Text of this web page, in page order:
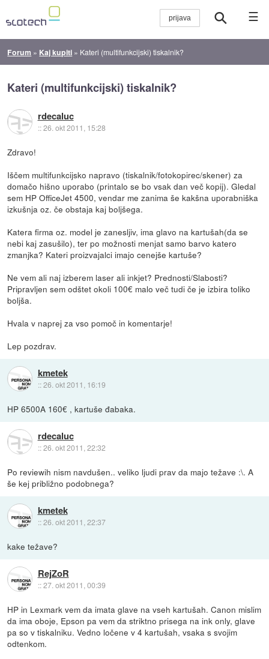
☰
Forum » Kaj kupiti » Kateri (multifunkcijski) tiskalnik?
Kateri (multifunkcijski) tiskalnik?
rdecaluc
::26. okt 2011, 15:28
Zdravo!
Iščem multifunkcijsko napravo (tiskalnik/fotokopirec/skener) za
domačo hišno uporabo (printalo se bo vsak dan več kopij). Gledal
sem HP OfficeJet 4500, vendar me zanima še kakšna uporabniška
izkušnja oz. če obstaja kaj boljšega.
Katera firma oz. model je zanesljiv, ima glavo na kartušah(da se
nebi kaj zasušilo), ter po možnosti menjat samo barvo katero
zmanjka? Kateri proizvajalci imajo cenejše kartuše?
Ne vem ali naj izberem laser ali inkjet? Prednosti/Slabosti?
Pripravljen sem odštet okoli 100€ malo več tudi če je izbira toliko
boljša.
Hvala v naprej za vso pomoč in komentarje!
Lep pozdrav.
kmetek
::26. okt 2011, 16:19
HP 6500A 160€ , kartuše đabaka.
rdecaluc
::26. okt 2011, 22:32
Po reviewih nism navdušen.. veliko ljudi prav da majo težave :\. A
še kej približno podobnega?
kmetek
::26. okt 2011, 22:37
kake težave?
RejZoR
::27. okt 2011, 00:39
HP in Lexmark vem da imata glave na vseh kartušah. Canon mislim
da ima oboje, Epson pa vem da striktno prisega na ink only, glave
pa so v tiskalniku. Vedno ločene v 4 kartušah, vsaka s svojim
odtenkom.